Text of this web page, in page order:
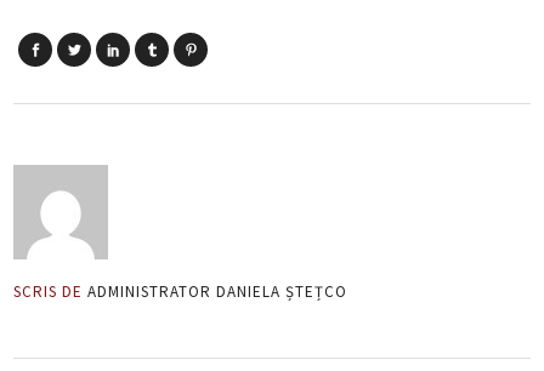
SCRIS DE ADMINISTRATOR DANIELA ȘTEȚCO